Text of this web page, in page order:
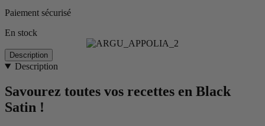
Paiement sécurisé
En stock
Description
Description
Savourez toutes vos recettes en Black
Satin !